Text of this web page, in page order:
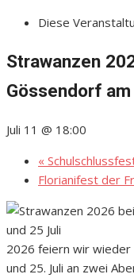
Diese
Strawanzen
Gössendorf
Juli 11 @ 18:00
«
Florianifest der
2026 feiern wir wieder
und 25. Juli an zwei